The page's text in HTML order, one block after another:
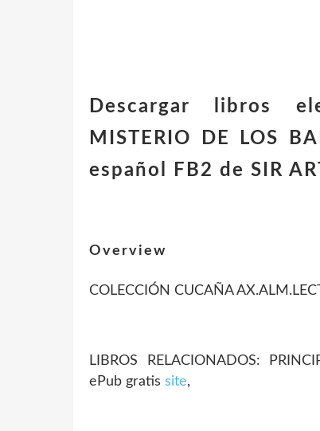
Descargar libros
MISTERIO DE LOS
español FB2 de SIR
Overview
COLECCIÓN CUCAÑA
LIBROS RELACIONADOS:
ePub gratis site,